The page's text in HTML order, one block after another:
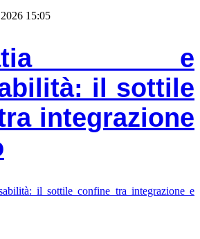
15:05
e
il sottile
integrazione